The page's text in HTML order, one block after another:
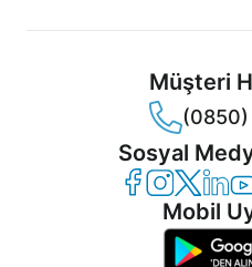
Müşteri
(0850)
Sosyal
Casper
CasperCasper
Mobil